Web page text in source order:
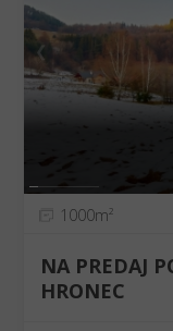
❮
1000m²
NA PREDAJ
HRONEC